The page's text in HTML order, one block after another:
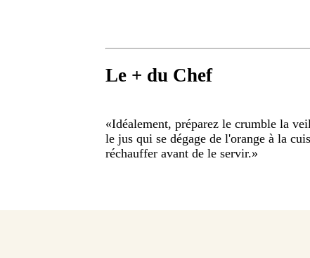
Le + du Chef
«Idéalement, préparez le crumble la
le jus qui se dégage de l'orange à la
réchauffer avant de le servir.»